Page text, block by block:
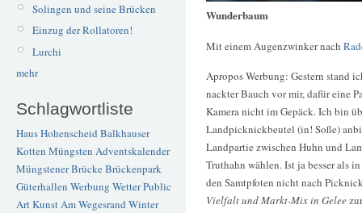
Solingen und seine Brücken
Einzug der Rollatoren!
Lurchi
mehr
Schlagwortliste
Haus Hohenscheid Balkhauser
Kotten Müngsten Adventskalender
Müngstener BrückeBrückenpark
Güterhallen Werbung WetterPublic
ArtKunstAm Wegesrand Winter
Wunderbaum
Mit einem Augenzwinker nach
Apropos Werbung: Gestern stand
nackter Bauch vor mir, dafür eine
Kamera nicht im Gepäck. Ich bin
Landpicknickbeutel (in! Soße)
Landpartie zwischen Huhn und
Truthahn wählen. Ist ja besser als
den Samtpfoten nicht nach
Vielfalt und Markt-Mix in Gelee